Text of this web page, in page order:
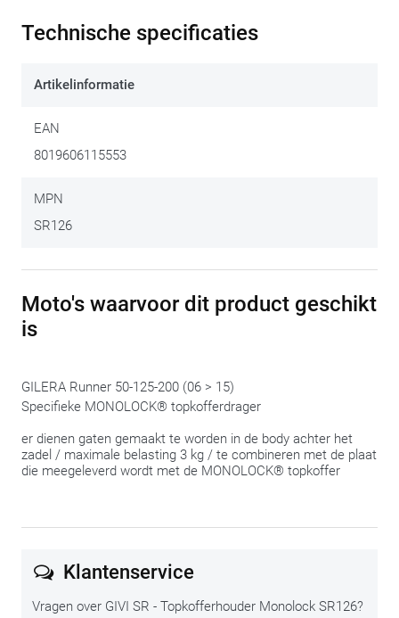
motorscooters en motorfietsen die geen originele
laat toe om deze
topkoffer
We delen met plezier nog deze tip:
alles te laten passen.
Technische specificaties
Artikelinformatie
EAN
8019606115553
MPN
SR126
Moto's waarvoor dit product geschikt
is
GILERA Runner 50-125-200 (06 > 15)
Specifieke MONOLOCK® topkofferdrager
er dienen gaten gemaakt te worden in de body achter het
zadel / maximale belasting 3 kg / te combineren met de plaat
die meegeleverd wordt met de MONOLOCK® topkoffer
Klantenservice
Vragen over GIVI SR - Topkofferhouder Monolock SR126?